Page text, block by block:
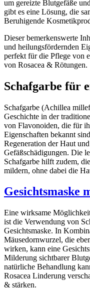
um gereizte Blutgefäße
gibt es eine Lösung, die
Beruhigende
Dieser bemerkenswerte
und heilungsfördernden
perfekt für die Pflege von
von Rosacea & Rötungen.
Schafgarbe für
Schafgarbe (Achillea
Geschichte in der
von Flavonoiden, die für
Eigenschaften bekannt
Regeneration der Haut
Gefäßschädigungen. Die
Schafgarbe hilft zudem,
mildern, ohne dabei die
Gesichtsmaske
Eine wirksame
ist die Verwendung von
Gesichtsmaske. In
Mäusedornwurzel, die
wirken, kann eine
Milderung sichtbarer
natürliche Behandlung
Rosacea Linderung
& stärken.